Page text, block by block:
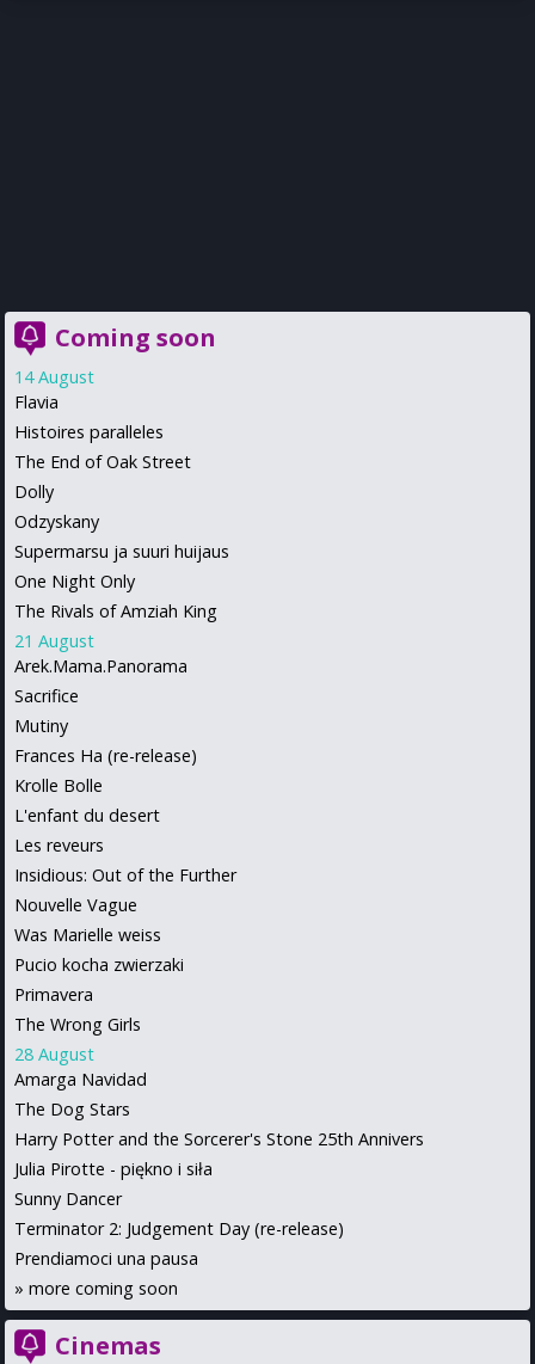
Coming soon
14 August
Flavia
Histoires paralleles
The End of Oak Street
Dolly
Odzyskany
Supermarsu ja suuri huijaus
One Night Only
The Rivals of Amziah King
21 August
Arek.Mama.Panorama
Sacrifice
Mutiny
Frances Ha (re-release)
Krolle Bolle
L'enfant du desert
Les reveurs
Insidious: Out of the Further
Nouvelle Vague
Was Marielle weiss
Pucio kocha zwierzaki
Primavera
The Wrong Girls
28 August
Amarga Navidad
The Dog Stars
Harry Potter and the Sorcerer's Stone 25th Annivers
Julia Pirotte - piękno i siła
Sunny Dancer
Terminator 2: Judgement Day (re-release)
Prendiamoci una pausa
» more coming soon
Cinemas